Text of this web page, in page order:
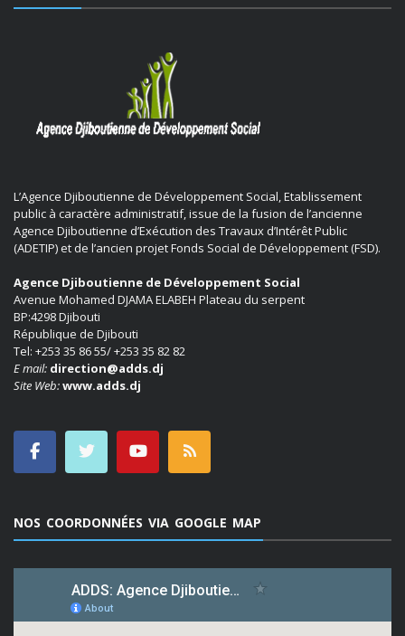
L’Agence Djiboutienne de Développement Social, Etablissement
public à caractère administratif, issue de la fusion de l’ancienne
Agence Djiboutienne d’Exécution des Travaux d’Intérêt Public
(ADETIP) et de l’ancien projet Fonds Social de Développement (FSD).
Agence Djiboutienne de Développement Social
Avenue Mohamed DJAMA ELABEH Plateau du serpent
BP:4298 Djibouti
République de Djibouti
Tel: +253 35 86 55/ +253 35 82 82
E mail: direction@adds.dj
Site Web:www.adds.dj
NOS COORDONNÉES VIA GOOGLE MAP